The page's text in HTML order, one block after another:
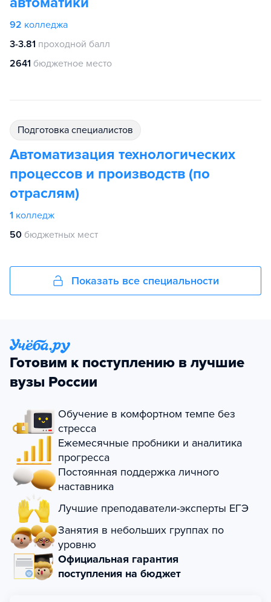
92 колледжа
3-3.81 проходной балл
2641 бюджетное место
подготовка специалистов
Автоматизация технологических
процессов и производств (по
отраслям)
1 колледж
50 бюджетных мест
Показать все специальности
Готовим к поступлению в лучшие
вузы России
Обучение в комфортном темпе без
стресса
Ежемесячные пробники и аналитика
прогресса
Постоянная поддержка личного
наставника
Лучшие преподаватели-эксперты ЕГЭ
Занятия в небольших группах по
уровню
Официальная гарантия
поступления на бюджет